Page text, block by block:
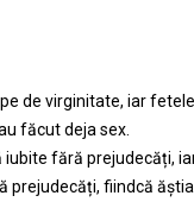
de virginitate, iar
făcut deja sex.
fără prejudecăți,
prejudecăți, fiindcă